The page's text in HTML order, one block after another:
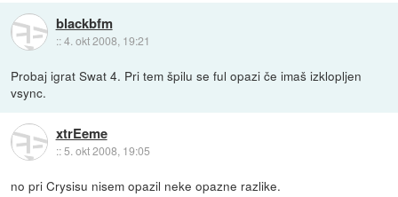
blackbfm
::4. okt 2008, 19:21
Probaj igrat Swat 4. Pri tem špilu se ful opazi če imaš izklopljen
vsync.
xtrEeme
::5. okt 2008, 19:05
no pri Crysisu nisem opazil neke opazne razlike.